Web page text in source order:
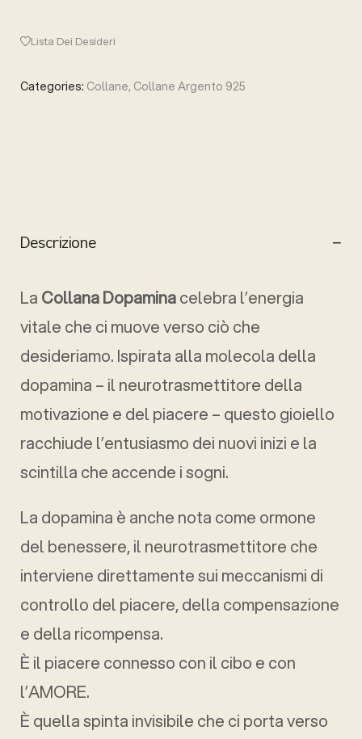
Lista Dei Desideri
Categories: Collane, Collane Argento 925
Descrizione
La Collana Dopaminacelebra l’energia
vitale che ci muove verso ciò che
desideriamo. Ispirata alla molecola della
dopamina – il neurotrasmettitore della
motivazione e del piacere – questo gioiello
racchiude l’entusiasmo dei nuovi inizi e la
scintilla che accende i sogni.
La dopamina è anche nota come ormone
del benessere, il neurotrasmettitore che
interviene direttamente sui meccanismi di
controllo del piacere, della compensazione
e della ricompensa.
È il piacere connesso con il cibo e con
l’AMORE.
È quella spinta invisibile che ci porta verso